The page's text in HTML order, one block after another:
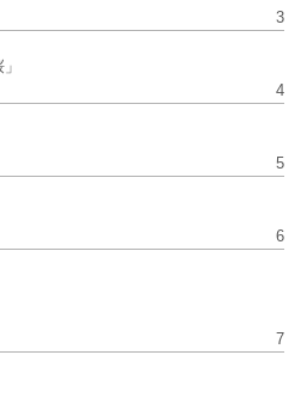
3
4
5
6
7